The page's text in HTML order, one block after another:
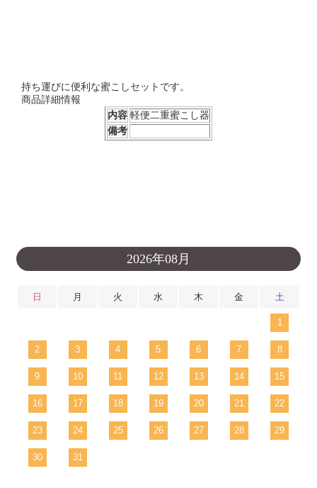
持ち運びに便利な蜜こしセットです。
商品詳細情報
内容 軽便二重蜜こし器
備考
2026年08月
日 月 火 水 木 金 土
1
2 3 4 5 6 7 8
9 10 11 12 13 14 15
16 17 18 19 20 21 22
23 24 25 26 27 28 29
30 31